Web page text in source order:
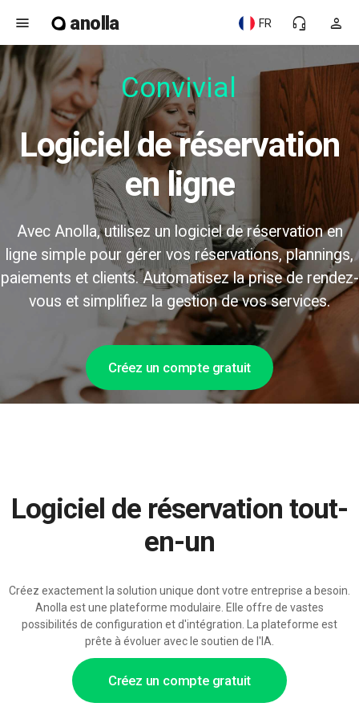
menu anolla person
headset_mic
FR
Convivial
Logiciel de réservation
en ligne
Avec Anolla, utilisez un logiciel de réservation en
ligne simple pour gérer vos réservations, plannings,
paiements et clients. Automatisez la prise de rendez-
vous et simplifiez la gestion de vos services.
Créez un compte gratuit
Créez un compte gratuit
Logiciel de réservation tout-
en-un
Créez exactement la solution unique dont votre entreprise a besoin.
Anolla est une plateforme modulaire. Elle offre de vastes
possibilités de configuration et d'intégration. La plateforme est
prête à évoluer avec le soutien de l'IA.